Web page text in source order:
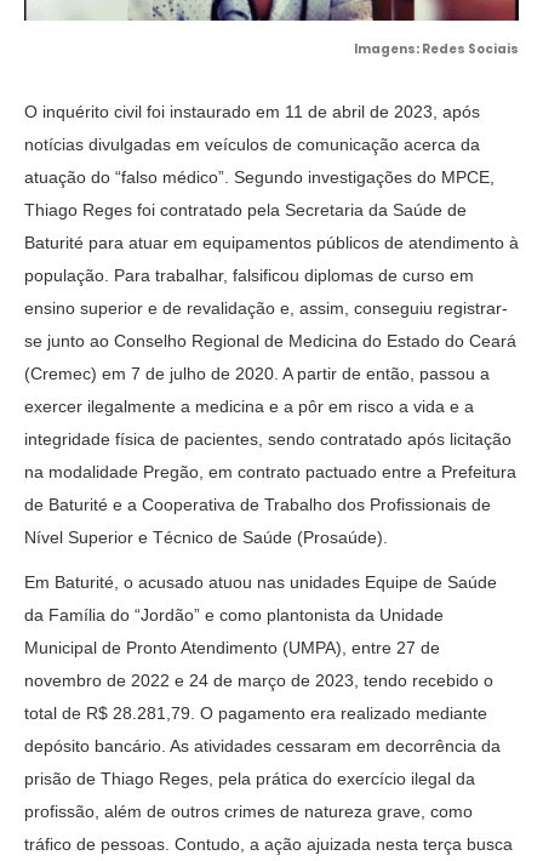
Imagens: Redes Sociais
O inquérito civil foi instaurado em 11 de abril de 2023, após
notícias divulgadas em veículos de comunicação acerca da
atuação do “falso médico”. Segundo investigações do MPCE,
Thiago Reges foi contratado pela Secretaria da Saúde de
Baturité para atuar em equipamentos públicos de atendimento à
população. Para trabalhar, falsificou diplomas de curso em
ensino superior e de revalidação e, assim, conseguiu registrar-
se junto ao Conselho Regional de Medicina do Estado do Ceará
(Cremec) em 7 de julho de 2020. A partir de então, passou a
exercer ilegalmente a medicina e a pôr em risco a vida e a
integridade física de pacientes, sendo contratado após licitação
na modalidade Pregão, em contrato pactuado entre a Prefeitura
de Baturité e a Cooperativa de Trabalho dos Profissionais de
Nível Superior e Técnico de Saúde (Prosaúde).
Em Baturité, o acusado atuou nas unidades Equipe de Saúde
da Família do “Jordão” e como plantonista da Unidade
Municipal de Pronto Atendimento (UMPA), entre 27 de
novembro de 2022 e 24 de março de 2023, tendo recebido o
total de R$ 28.281,79. O pagamento era realizado mediante
depósito bancário. As atividades cessaram em decorrência da
prisão de Thiago Reges, pela prática do exercício ilegal da
profissão, além de outros crimes de natureza grave, como
tráfico de pessoas. Contudo, a ação ajuizada nesta terça busca